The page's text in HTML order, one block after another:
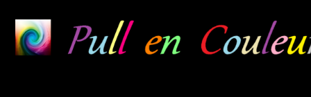
content